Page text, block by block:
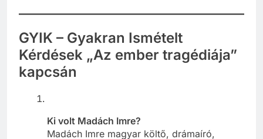
GYIK – Gyakran Ismételt
Kérdések „Az ember tragédiája”
kapcsán
Ki volt Madách Imre?
Madách Imre magyar költő, drámaíró,